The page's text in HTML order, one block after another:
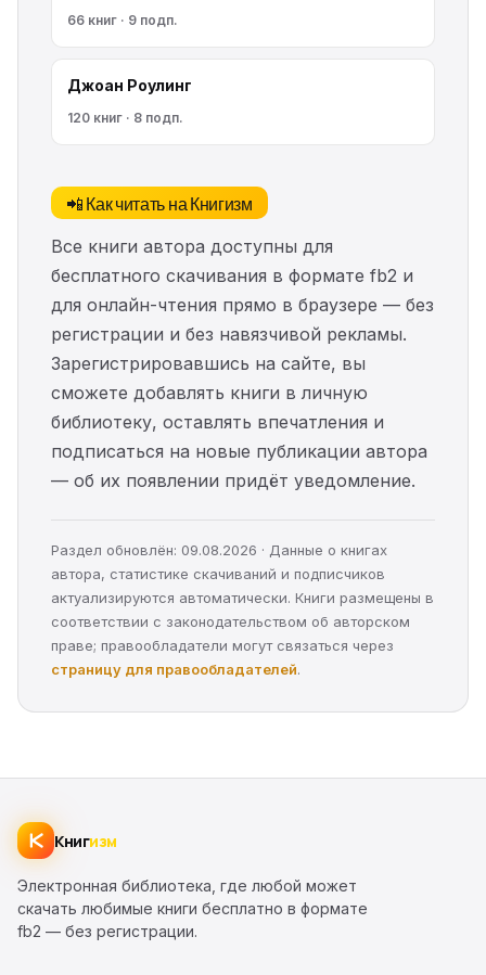
66 книг · 9 подп.
Джоан Роулинг
120 книг · 8 подп.
📲 Как читать на Книгизм
Все книги автора доступны для
бесплатного скачивания в формате fb2 и
для онлайн-чтения прямо в браузере — без
регистрации и без навязчивой рекламы.
Зарегистрировавшись на сайте, вы
сможете добавлять книги в личную
библиотеку, оставлять впечатления и
подписаться на новые публикации автора
— об их появлении придёт уведомление.
Раздел обновлён: 09.08.2026 · Данные о книгах
автора, статистике скачиваний и подписчиков
актуализируются автоматически. Книги размещены в
соответствии с законодательством об авторском
праве; правообладатели могут связаться через
страницу для правообладателей.
Книгизм
Электронная библиотека, где любой может
скачать любимые книги бесплатно в формате
fb2 — без регистрации.